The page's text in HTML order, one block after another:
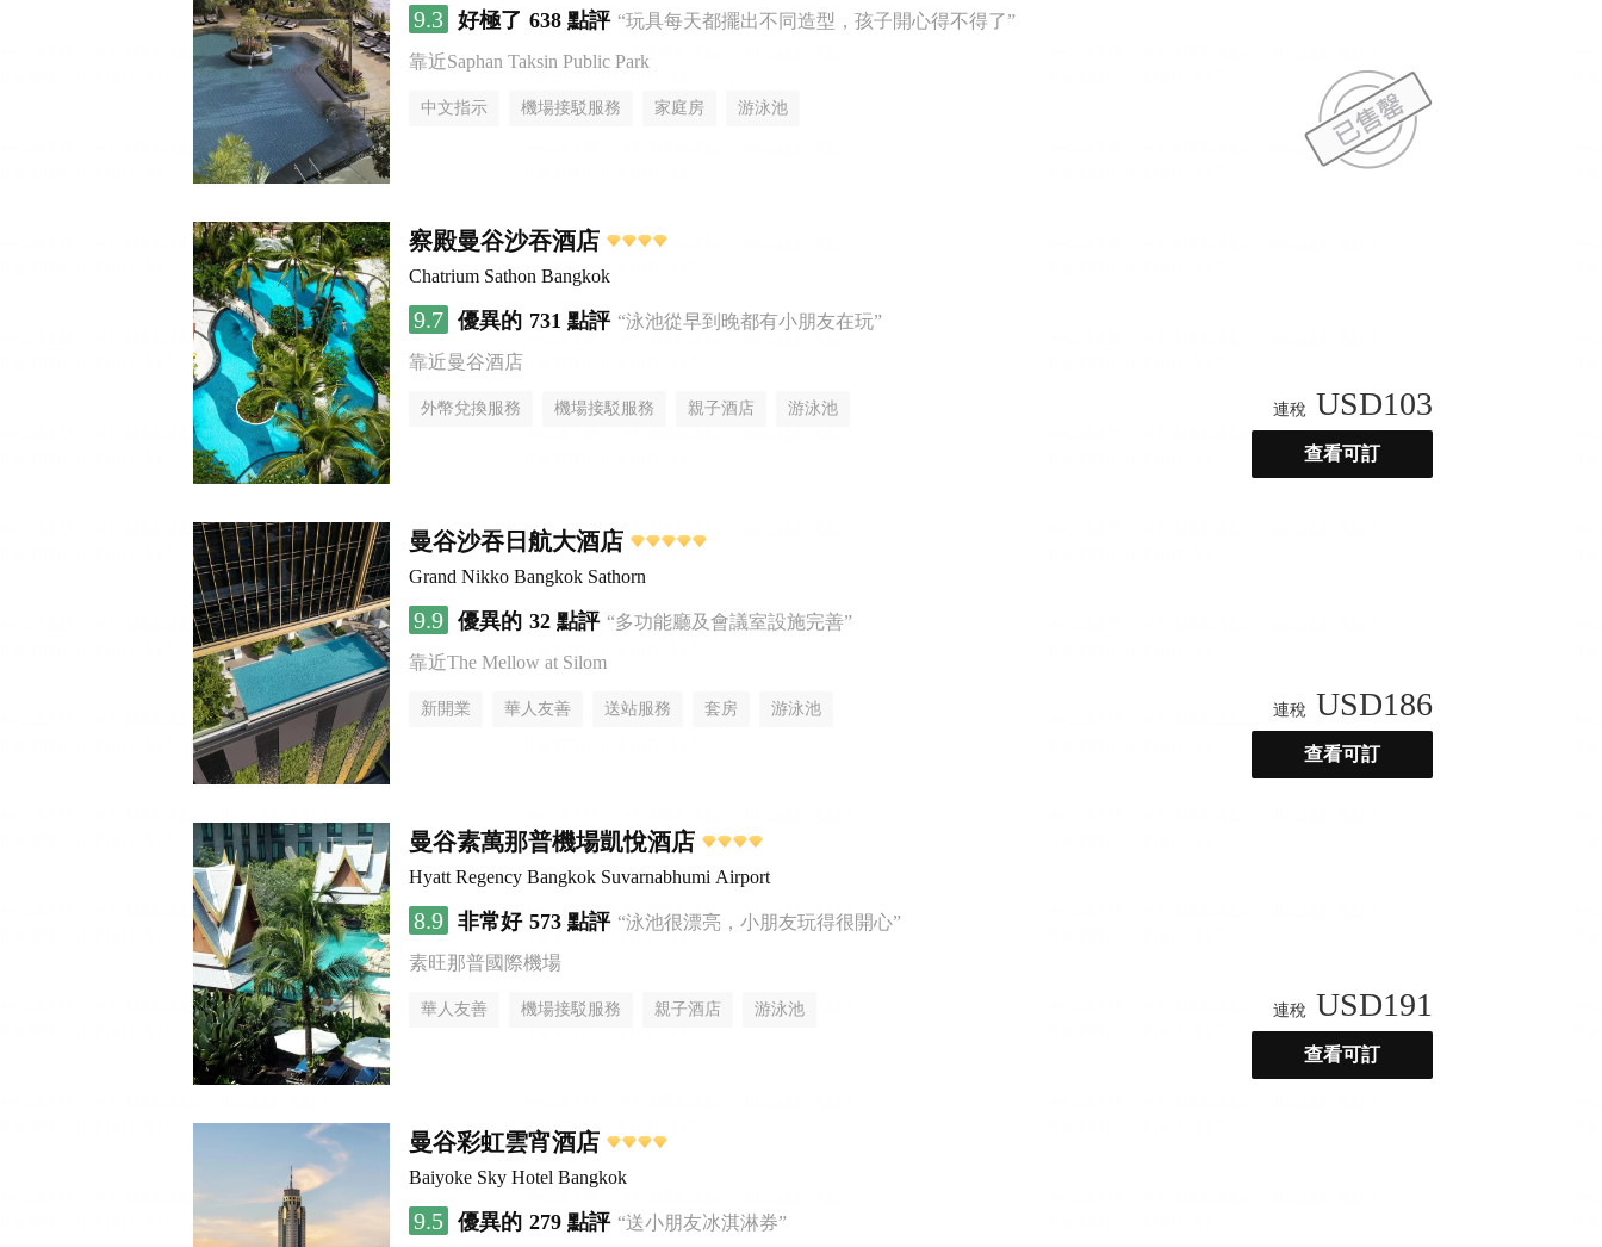
9.3 好極了 638 點評 “玩具每天都擺出不同造型，孩子開心得不得了”
靠近Saphan Taksin Public Park
中文指示 機場接駁服務 家庭房 游泳池
察殿曼谷沙吞酒店
Chatrium Sathon Bangkok
9.7 優異的 731 點評 “泳池從早到晚都有小朋友在玩”
靠近曼谷酒店
外幣兌換服務 機場接駁服務 親子酒店 游泳池 連稅 USD103
查看可訂
曼谷沙吞日航大酒店
Grand Nikko Bangkok Sathorn
9.9 優異的 32 點評 “多功能廳及會議室設施完善”
靠近The Mellow at Silom
新開業 華人友善 送站服務 套房 游泳池 連稅 USD186
查看可訂
曼谷素萬那普機場凱悅酒店
Hyatt Regency Bangkok Suvarnabhumi Airport
8.9 非常好 573 點評 “泳池很漂亮，小朋友玩得很開心”
素旺那普國際機場
華人友善 機場接駁服務 親子酒店 游泳池 連稅 USD191
查看可訂
曼谷彩虹雲宵酒店
Baiyoke Sky Hotel Bangkok
9.5 優異的 279 點評 “送小朋友冰淇淋券”